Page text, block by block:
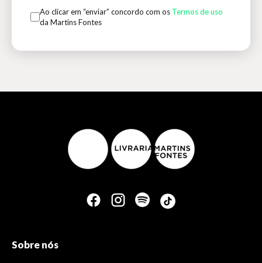
Ao clicar em “enviar” concordo com os Termos de uso
da Martins Fontes
Sobre nós